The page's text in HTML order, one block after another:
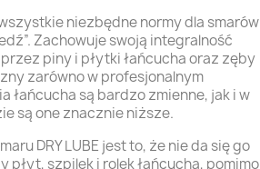
niezbędne normy dla smarów
Zachowuje swoją integralność
piny i płytki łańcucha oraz zęby
zarówno w profesjonalnym
łańcucha są bardzo zmienne, jak i w
są one znacznie niższe.
DRY LUBE jest to, że nie da się go
płyt, szpilek i rolek łańcucha, pomimo